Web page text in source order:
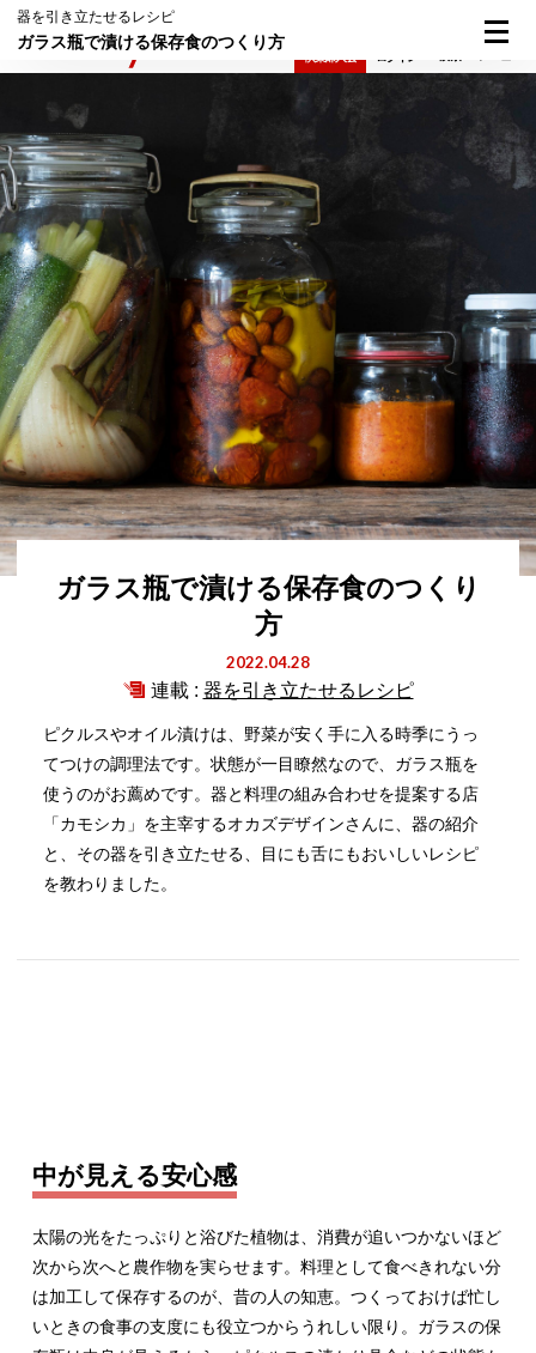
器を引き立たせるレシピ
ガラス瓶で漬ける保存食のつくり方
ガラス瓶で漬ける保存食のつくり
方
2022.04.28
連載 : 器を引き立たせるレシピ
ピクルスやオイル漬けは、野菜が安く手に入る時季にうっ
てつけの調理法です。状態が一目瞭然なので、ガラス瓶を
使うのがお薦めです。器と料理の組み合わせを提案する店
「カモシカ」を主宰するオカズデザインさんに、器の紹介
と、その器を引き立たせる、目にも舌にもおいしいレシピ
を教わりました。
中が見える安心感
太陽の光をたっぷりと浴びた植物は、消費が追いつかないほど
次から次へと農作物を実らせます。料理として食べきれない分
は加工して保存するのが、昔の人の知恵。つくっておけば忙し
いときの食事の支度にも役立つからうれしい限り。ガラスの保